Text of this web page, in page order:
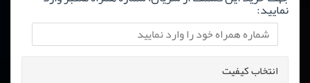
نمایید:
انتخاب کیفیت